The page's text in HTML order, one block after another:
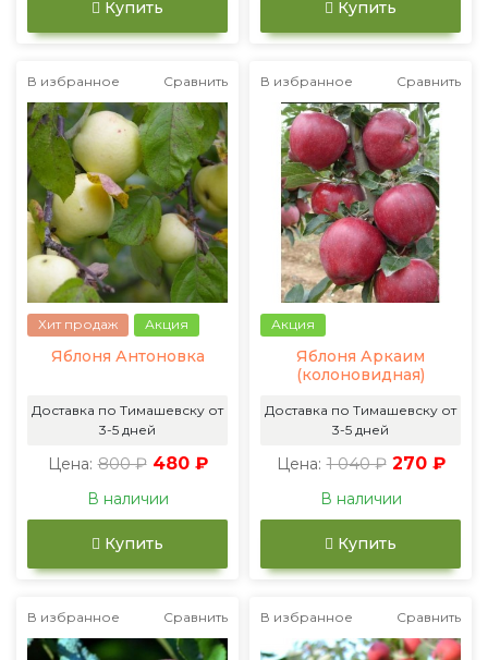
Купить Купить
В избранное Сравнить
Хит продаж Акция
Яблоня Антоновка
Доставка по Тимашевску от
3-5 дней
Цена: 800 ₽ 480 ₽
В наличии
Купить
В избранное Сравнить
Акция
Яблоня Аркаим
(колоновидная)
Доставка по Тимашевску от
3-5 дней
Цена: 1 040 ₽ 270 ₽
В наличии
Купить
В избранное Сравнить В избранное Сравнить